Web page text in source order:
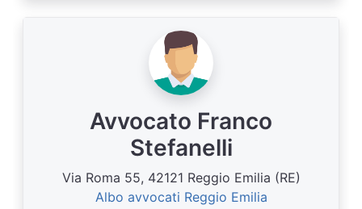
Avvocato Franco
Stefanelli
Via Roma 55, 42121 Reggio Emilia (RE)
Albo avvocati Reggio Emilia